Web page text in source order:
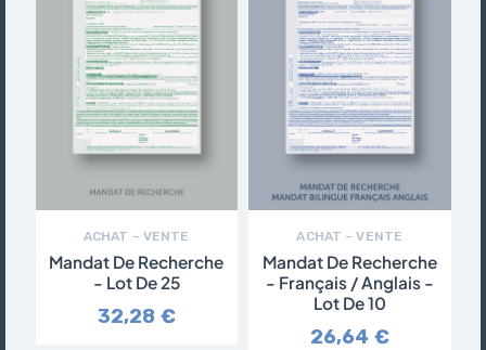
ACHAT – VENTE
Mandat De Recherche
- Lot De 25
32,28 €
ACHAT – VENTE
Mandat De Recherche
- Français / Anglais -
Lot De 10
26,64 €